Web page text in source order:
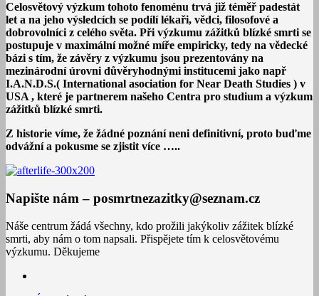
Celosvětový výzkum tohoto fenoménu trvá již téměř padestát
let a na jeho výsledcích se podílí lékaři, vědci, filosofové a
dobrovolníci z celého světa. Při výzkumu zážitků blízké smrti se
postupuje v maximální možné míře empiricky, tedy na vědecké
bázi s tím, že závěry z výzkumu jsou prezentovány na
mezinárodní úrovni důvěryhodnými institucemi jako např
I.A.N.D.S.( International asociation for Near Death Studies ) v
USA , které je partnerem našeho Centra pro studium a výzkum
zážitků blízké smrti.
Z historie víme, že žádné poznání neni definitivní, proto buďme
odvážní a pokusme se zjistit více …..
Napište nám – posmrtnezazitky@seznam.cz
Náše centrum žádá všechny, kdo prožili jakýkoliv zážitek blízké
smrti, aby nám o tom napsali. Přispějete tím k celosvětovému
výzkumu. Děkujeme